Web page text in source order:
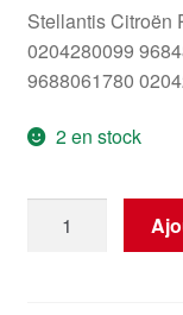
Stellantis Citroën
0204280099
9688061780
2 en stock